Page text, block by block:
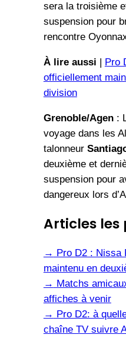
sera la troisième
suspension pour
rencontre
À lire aussi | Pro
officiellement
division
Grenoble/Agen:
voyage dans les
talonneur
deuxième et
suspension pour
dangereux lors
Articles les
→ Pro D2 : Nissa
maintenu en
→ Matchs
affiches à venir
→ Pro D2: à
chaîne TV suivre